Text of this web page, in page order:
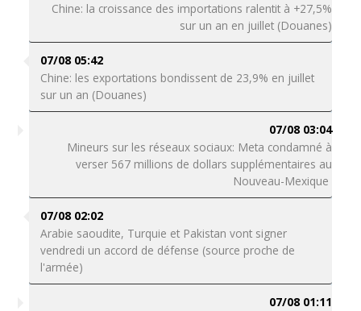
Chine: la croissance des importations ralentit à +27,5%
sur un an en juillet (Douanes)
07/08 05:42
Chine: les exportations bondissent de 23,9% en juillet
sur un an (Douanes)
07/08 03:04
Mineurs sur les réseaux sociaux: Meta condamné à
verser 567 millions de dollars supplémentaires au
Nouveau-Mexique
07/08 02:02
Arabie saoudite, Turquie et Pakistan vont signer
vendredi un accord de défense (source proche de
l'armée)
07/08 01:11